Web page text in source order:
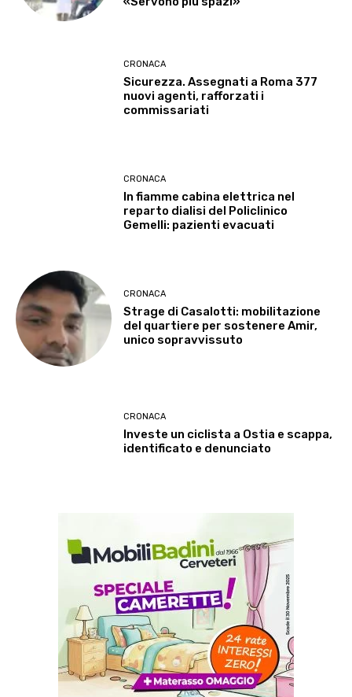
CRONACA
Sicurezza. Assegnati a Roma 377
nuovi agenti, rafforzati i
commissariati
CRONACA
In fiamme cabina elettrica nel
reparto dialisi del Policlinico
Gemelli: pazienti evacuati
CRONACA
Strage di Casalotti: mobilitazione
del quartiere per sostenere Amir,
unico sopravvissuto
CRONACA
Investe un ciclista a Ostia e scappa,
identificato e denunciato